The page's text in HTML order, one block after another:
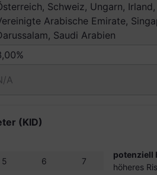
Schweiz, Ungarn,
Arabische Emirate,
Saudi Arabien
A
(KID)
5 6 7
potenziell
höheres